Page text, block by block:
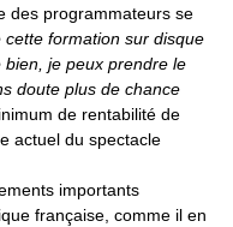
des programmateurs se
cette formation sur disque
je peux prendre le
doute plus de chance
de rentabilité de
actuel du spectacle
importants
française, comme il en